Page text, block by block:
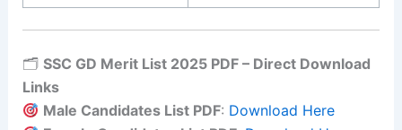
🗂 SSC GD Merit List 2025 PDF – Direct Download
Links
Male Candidates List PDF: Download Here